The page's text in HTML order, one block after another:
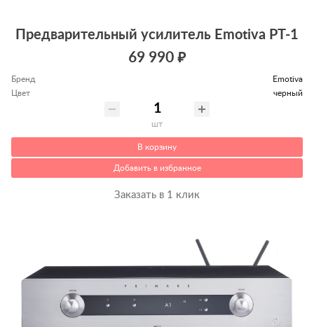
Предварительный усилитель Emotiva PT-1
69 990 ₽
Бренд
Emotiva
Цвет
черный
шт
В корзину
Добавить в избранное
Заказать в 1 клик